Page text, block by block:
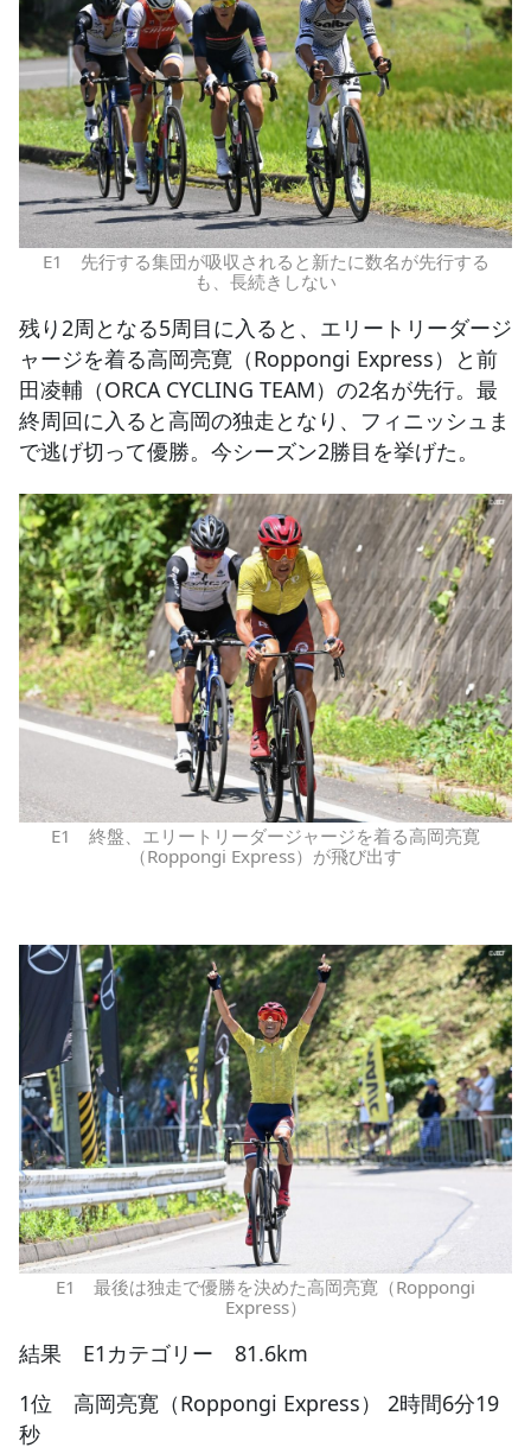
E1 先行する集団が吸収されると新たに数名が先行する
も、長続きしない
残り2周となる5周目に入ると、エリートリーダージ
ャージを着る高岡亮寛（Roppongi Express）と前
田凌輔（ORCA CYCLING TEAM）の2名が先行。最
終周回に入ると高岡の独走となり、フィニッシュま
で逃げ切って優勝。今シーズン2勝目を挙げた。
E1 終盤、エリートリーダージャージを着る高岡亮寛
（Roppongi Express）が飛び出す
E1 最後は独走で優勝を決めた高岡亮寛（Roppongi
Express）
結果 E1カテゴリー 81.6km
1位 高岡亮寛（Roppongi Express） 2時間6分19
秒